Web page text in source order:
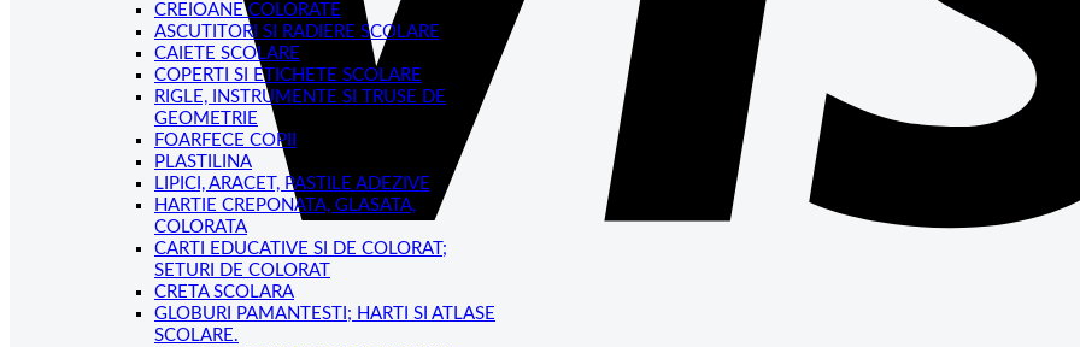
CREIOANE COLORATE
ASCUTITORI SI RADIERE SCOLARE
CAIETE SCOLARE
COPERTI SI ETICHETE SCOLARE
RIGLE, INSTRUMENTE SI TRUSE DE
GEOMETRIE
FOARFECE COPII
PLASTILINA
LIPICI, ARACET, PASTILE ADEZIVE
HARTIE CREPONATA, GLASATA,
COLORATA
CARTI EDUCATIVE SI DE COLORAT;
SETURI DE COLORAT
CRETA SCOLARA
GLOBURI PAMANTESTI; HARTI SI ATLASE
SCOLARE.